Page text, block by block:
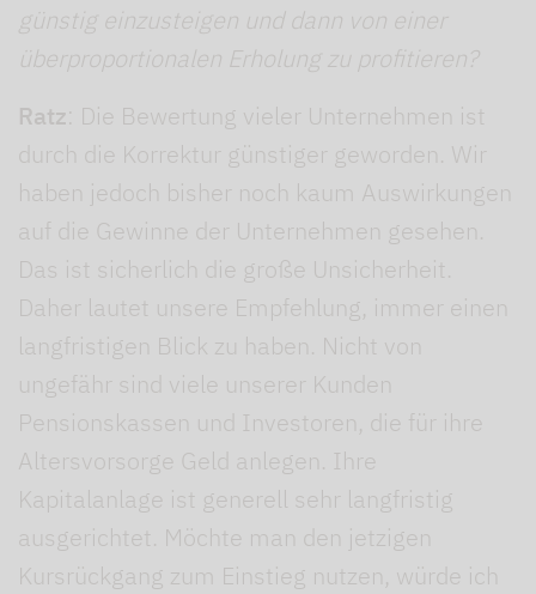
günstig einzusteigen und dann von einer
überproportionalen Erholung zu profitieren?
Ratz : Die Bewertung vieler Unternehmen ist
durch die Korrektur günstiger geworden. Wir
haben jedoch bisher noch kaum Auswirkungen
auf die Gewinne der Unternehmen gesehen.
Das ist sicherlich die große Unsicherheit.
Daher lautet unsere Empfehlung, immer einen
langfristigen Blick zu haben. Nicht von
ungefähr sind viele unserer Kunden
Pensionskassen und Investoren, die für ihre
Altersvorsorge Geld anlegen. Ihre
Kapitalanlage ist generell sehr langfristig
ausgerichtet. Möchte man den jetzigen
Kursrückgang zum Einstieg nutzen, würde ich